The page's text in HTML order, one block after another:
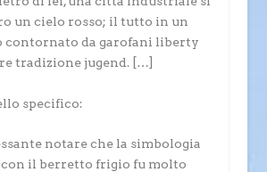
un cielo rosso; il tutto in un
contornato da garofani liberty
tradizione jugend. […]
specifico:
notare che la simbologia
il berretto frigio fu molto